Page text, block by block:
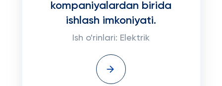
kompaniyalardan birida
ishlash imkoniyati.
Ish o'rinlari: Elektrik